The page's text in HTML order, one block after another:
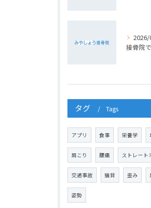
タグ Tags
アプリ 食事 栄養学
肩こり 腰痛 ストレート
交通事故 猫背 歪み
姿勢